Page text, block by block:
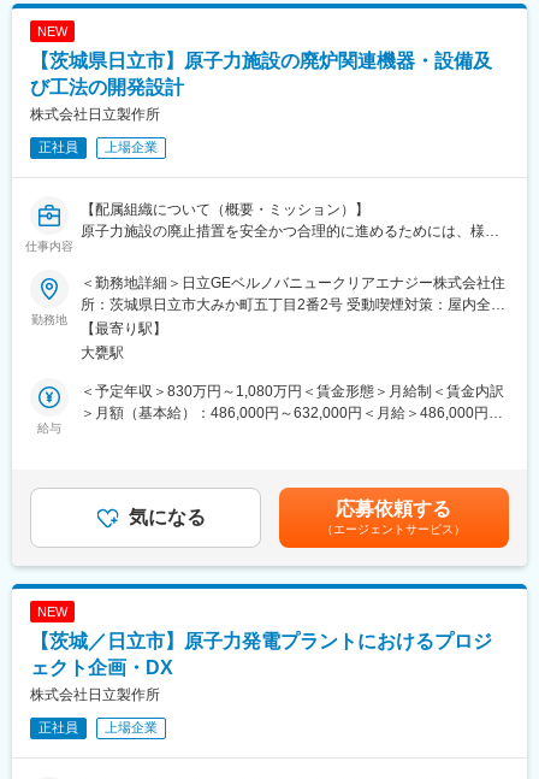
変更の範囲：会社の定める業務
高度な専門技術、迅速かつ丁寧な作業で、お客様のあらゆるご要
望にお応えします。一台一台オーダーメイド品として手間を惜し
まず、技術者も納得のいく品質でご納車いたしますので、安心し
てご相談ください。
〇提案力（お客様の利益を考慮したご提案）：
ます。また、一度ご相談いただければ、弊社が窓口となり、板
金、冷凍機、塗装、電装等部品の新規製作から各種関連システム
〇対応力（人々の笑顔のために）：
特装事業部は、緊急事態に備える車両や世界で一つの車両など、
大手企業様では難しいご要望にも、お客様・エンドユーザーの皆
様の笑顔のために、進んで製作に取り組みます。サービス事業部
では、地域に密着した堅実な事業展開で、ご連絡があればすぐに
駆けつけることができる、細やかなサービスをご提供いたしま
す。
NEW
【茨城県日立市】原子力施設の廃炉関連機器・設備及
び工法の開発設計
株式会社日立製作所
正社員 上場企業
仕事内容
【配属組織について（概要・ミッション）】
原子力施設の廃止措置を安全かつ合理的に進めるためには、様々
とされています。福島第一原子力発電所やそれ以外の廃炉が決定
した原子力発電所の廃止措置に必要な機器（遠隔装置［ROV
等］）・設備の開発設計、それらを使用した現地工事の計画を行
っています。
【職務概要】
原子力施設の廃止措置に必要な機器・設備の開発・設計業務に従
事していただきます。またこれらの機器・設備を現地工事で適用
する際の計画や現場での支援を行っていただきます。現場ニーズ
■職務
担当職務1）廃炉が決定した原子力発電所の廃止措置、担当職務
2）福島第一原子力発電所の廃止措置
・大学や研究施設と連携した要素技術開発
・国内外の専門メーカーと協働での機器・設備の詳細設計
■開発・設計した機器・設備を適用するための工法計画
・実規模での検証試験や作業トレーニング計画
・現場作業チームと連携しての作業手順計画
勤務地
＜勤務地詳細＞日立GEベルノバニュークリアエナジー株式会社住
所：茨城県日立市大みか町五丁目2番2号 受動喫煙対策：屋内全面
禁煙変更の範囲：勤務地補足欄に記載
【最寄り駅】
大甕駅
給与
＜予定年収＞830万円～1,080万円＜賃金形態＞月給制＜賃金内訳
＞月額（基本給）：486,000円～632,000円＜月給＞486,000円～
額であり、選考を通じて上下する可能性があります。月給(月額)は
固定手当を含めた表記です。
気になる 応募依頼する
（エージェントサービス）
NEW
【茨城／日立市】原子力発電プラントにおけるプロジ
ェクト企画・DX
株式会社日立製作所
正社員 上場企業